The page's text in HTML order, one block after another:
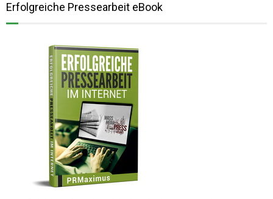
Erfolgreiche Pressearbeit eBook